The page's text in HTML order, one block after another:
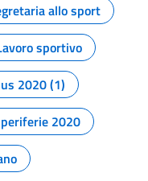
allo sport
sportivo
2020 (1)
2020